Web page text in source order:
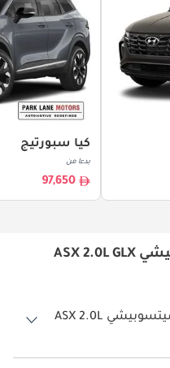
كيا سبورتيج
بدءا من
97,650
الأسئلة المتكررة عن ميتسوبيشي ASX 2.0L GLX
ما هو معدل استهلاك الوقود في ميتسوبيشي ASX 2.0L
المصنعة لسيارة